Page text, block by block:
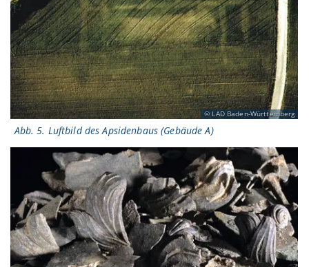
LAD Baden-Württemberg
Abb. 5. Luftbild des Apsidenbaus (Gebäude A)